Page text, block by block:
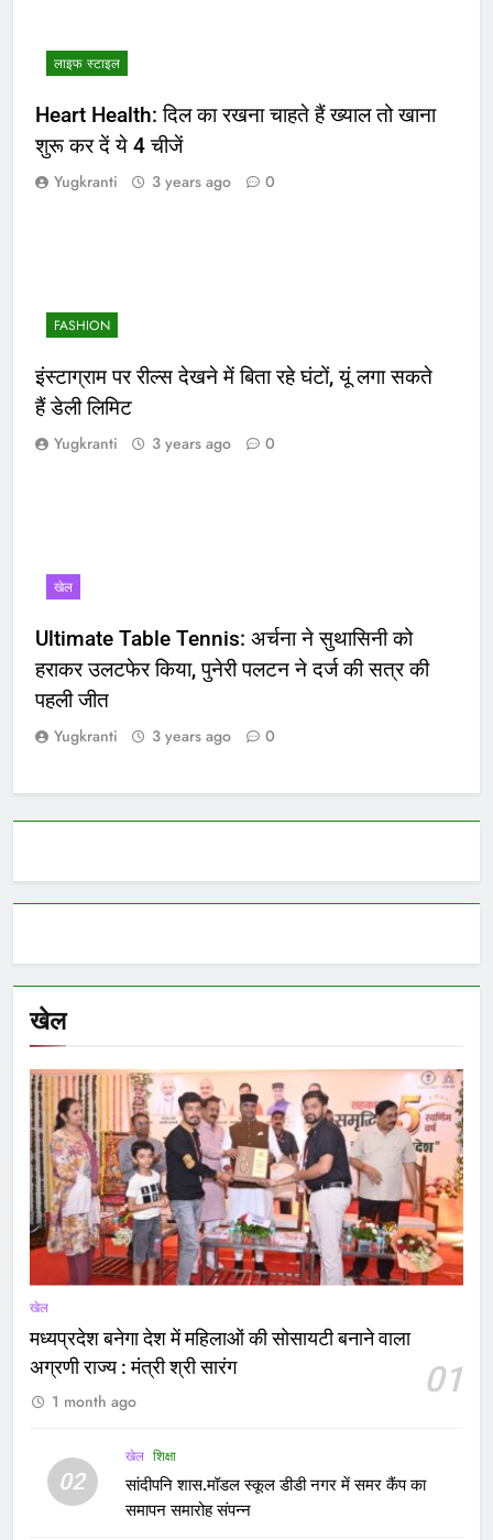
लाइफ स्टाइल
Heart Health: दिल का रखना चाहते हैं ख्याल तो खाना
शुरू कर दें ये 4 चीजें
Yugkranti 3 years ago 0
FASHION
इंस्टाग्राम पर रील्स देखने में बिता रहे घंटों, यूं लगा सकते
हैं डेली लिमिट
Yugkranti 3 years ago 0
खेल
Ultimate Table Tennis: अर्चना ने सुथासिनी को
हराकर उलटफेर किया, पुनेरी पलटन ने दर्ज की सत्र की
पहली जीत
Yugkranti 3 years ago 0
खेल
खेल
मध्यप्रदेश बनेगा देश में महिलाओं की सोसायटी बनाने वाला
अग्रणी राज्य : मंत्री श्री सारंग
01
1 month ago
02
खेल शिक्षा
सांदीपनि शास.मॉडल स्कूल डीडी नगर में समर कैंप का
समापन समारोह संपन्न